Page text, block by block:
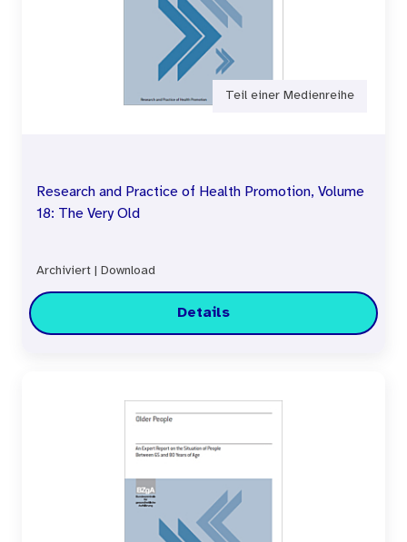
Teil einer Medienreihe
Research and Practice of Health Promotion, Volume
18: The Very Old
Archiviert Download
Details